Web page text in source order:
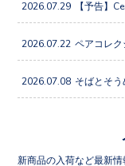
2026.07.29 【予告】
2026.07.22 ペアコレ
2026.07.08 そばとそう
新商品の入荷など最新情